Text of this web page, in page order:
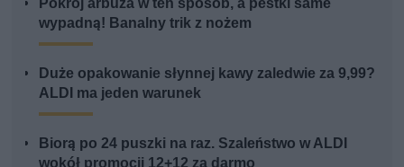
wypadną! Banalny trik z nożem
Duże opakowanie słynnej kawy zaledwie za 9,99?
ALDI ma jeden warunek
Biorą po 24 puszki na raz. Szaleństwo w ALDI
wokół promocji 12+12 za darmo